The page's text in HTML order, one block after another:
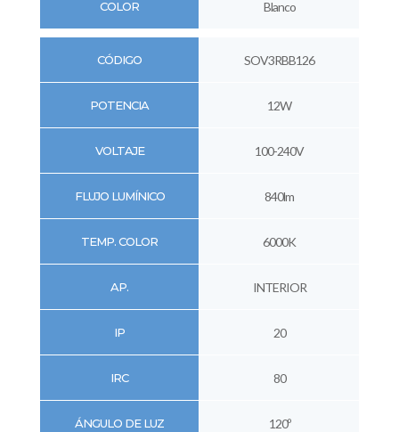
COLOR Blanco
CÓDIGO
POTENCIA
VOLTAJE
FLUJO LUMÍNICO
TEMP. COLOR
AP.
IP
IRC
ÁNGULO DE LUZ
SOV3RBB126
12W
100-240V
840lm
6000K
INTERIOR
20
80
120º